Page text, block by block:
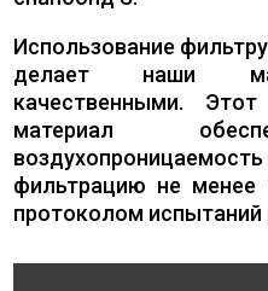
Использование
делает наши
качественными.
материал
фильтрацию не менее
протоколом испытаний